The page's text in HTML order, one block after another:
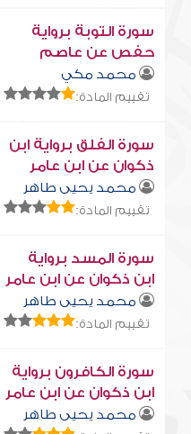
سورة التوبة برواية
حفص عن عاصم
محمد مكي
تقييم المادة:
سورة الفلق برواية ابن
ذكوان عن ابن عامر
محمد يحيى طاهر
تقييم المادة:
سورة المسد برواية
ابن ذكوان عن ابن عامر
محمد يحيى طاهر
تقييم المادة:
سورة الكافرون برواية
ابن ذكوان عن ابن عامر
محمد يحيى طاهر